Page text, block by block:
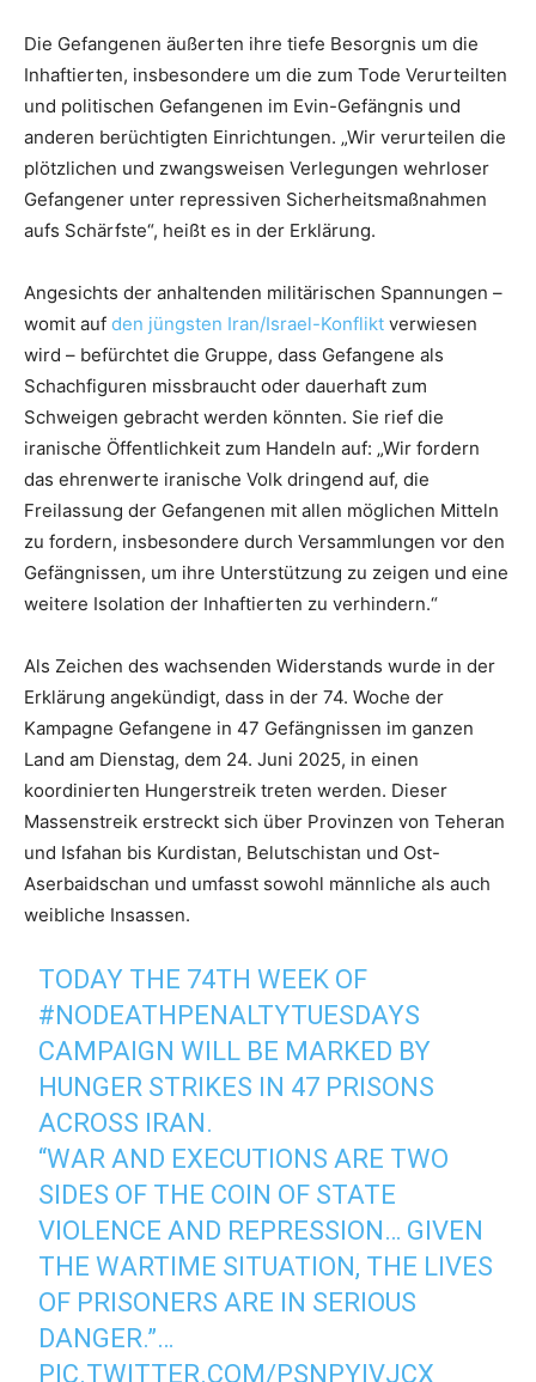
Die Gefangenen äußerten ihre tiefe Besorgnis um die
Inhaftierten, insbesondere um die zum Tode Verurteilten
und politischen Gefangenen im Evin-Gefängnis und
anderen berüchtigten Einrichtungen. „Wir verurteilen die
plötzlichen und zwangsweisen Verlegungen wehrloser
Gefangener unter repressiven Sicherheitsmaßnahmen
aufs Schärfste“, heißt es in der Erklärung.
Angesichts der anhaltenden militärischen Spannungen –
womit auf den jüngsten Iran/Israel-Konflikt verwiesen
wird – befürchtet die Gruppe, dass Gefangene als
Schachfiguren missbraucht oder dauerhaft zum
Schweigen gebracht werden könnten. Sie rief die
iranische Öffentlichkeit zum Handeln auf: „Wir fordern
das ehrenwerte iranische Volk dringend auf, die
Freilassung der Gefangenen mit allen möglichen Mitteln
zu fordern, insbesondere durch Versammlungen vor den
Gefängnissen, um ihre Unterstützung zu zeigen und eine
weitere Isolation der Inhaftierten zu verhindern.“
Als Zeichen des wachsenden Widerstands wurde in der
Erklärung angekündigt, dass in der 74. Woche der
Kampagne Gefangene in 47 Gefängnissen im ganzen
Land am Dienstag, dem 24. Juni 2025, in einen
koordinierten Hungerstreik treten werden. Dieser
Massenstreik erstreckt sich über Provinzen von Teheran
und Isfahan bis Kurdistan, Belutschistan und Ost-
Aserbaidschan und umfasst sowohl männliche als auch
weibliche Insassen.
TODAY THE 74TH WEEK OF
#NODEATHPENALTYTUESDAYS
CAMPAIGN WILL BE MARKED BY
HUNGER STRIKES IN 47 PRISONS
ACROSS IRAN.
“WAR AND EXECUTIONS ARE TWO
SIDES OF THE COIN OF STATE
VIOLENCE AND REPRESSION… GIVEN
THE WARTIME SITUATION, THE LIVES
OF PRISONERS ARE IN SERIOUS
DANGER.”…
PIC.TWITTER.COM/PSNPYIVJCX